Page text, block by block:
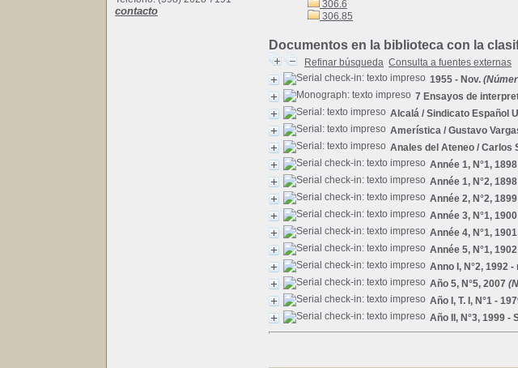
306.6
306.85
Documentos en la biblioteca con la
Refinar búsqueda Consulta a fuentes externas
1955 - Nov.
7 Ensayos de
Alcalá / Sindicato Español
Amerística / Gustavo
Anales del Ateneo / Carlos
Année 1, N°1,
Année 1, N°2,
Année 2, N°2,
Année 3, N°1,
Année 4, N°1,
Année 5, N°1,
Anno I, N°2, 1992 -
Año 5, N°5, 2007
Año I, T. I, N°1 -
Año II, N°3, 1999 -
contacto